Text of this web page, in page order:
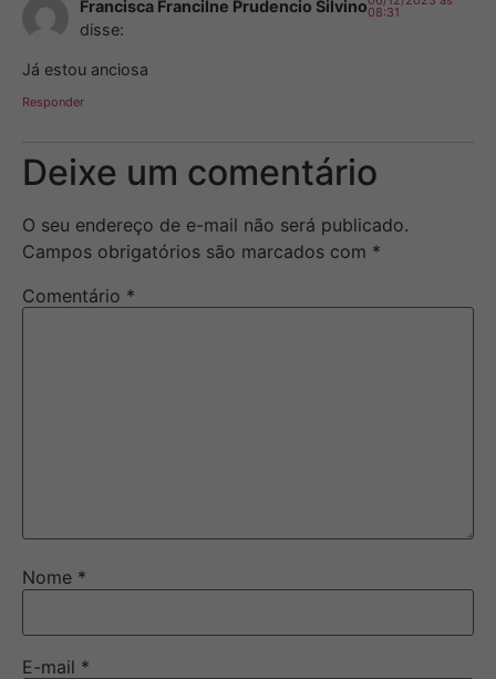
Francisca Francilne Prudencio Silvino
disse:
08:31
Já estou anciosa
Responder
Deixe um comentário
O seu endereço de e-mail não será publicado.
Campos obrigatórios são marcados com *
Comentário *
Nome *
E-mail *